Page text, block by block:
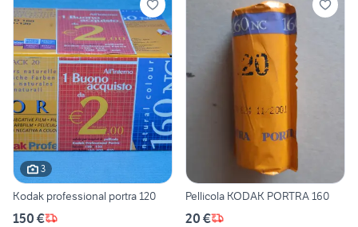
3
Kodak professional portra 120
150 €
Pellicola KODAK PORTRA 160
20 €